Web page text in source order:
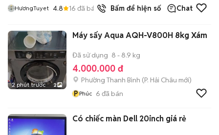
HươngTuyet 4.8 16 đã bán Bấm để hiện số Chat
2 phút trước 2
Máy sấy Aqua AQH-V800H 8kg Xám
Đã sử dụng 8 - 8.9 kg
4.000.000 đ
Phường Thanh Bình (P. Hải Châu mới)
P Phúc 6 đã bán
Có chiếc màn Dell 20inch giá rẻ